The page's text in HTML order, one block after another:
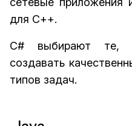
для С++.
C# выбирают те,
создавать
типов задач.